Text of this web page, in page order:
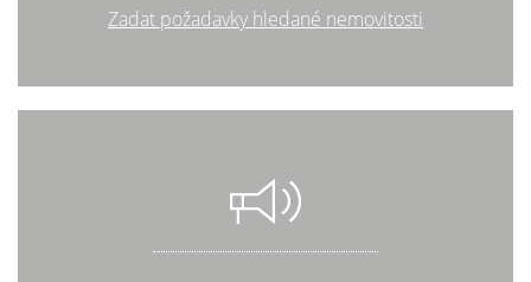
Zadat požadavky hledané nemovitosti